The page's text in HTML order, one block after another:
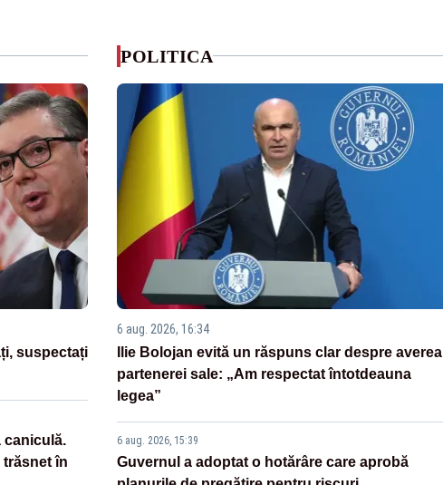
suspectați
caniculă.
trăsnet în
POLITICA
6 aug. 2026, 16:34
Ilie Bolojan evită un răspuns clar despre averea
partenerei sale: „Am respectat întotdeauna
legea”
6 aug. 2026, 15:39
Guvernul a adoptat o hotărâre care aprobă